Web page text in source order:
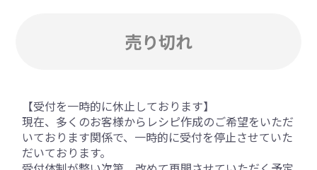
売り切れ
【受付を一時的に休止しております】
現在、多くのお客様からレシピ作成のご希望をいただ
いております関係で、一時的に受付を停止させていた
だいております。